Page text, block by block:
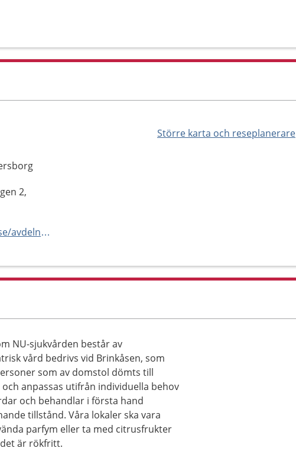
Större karta och reseplanerare
2,
http://www.nusjukvarden.se/avdelningar-och-mottagningar/avdelning-91-rattspsykiatri/
NU-sjukvården består av
vård bedrivs vid Brinkåsen, som
som av domstol dömts till
anpassas utifrån individuella behov
och behandlar i första hand
tillstånd. Våra lokaler ska vara
parfym eller ta med citrusfrukter
är rökfritt.